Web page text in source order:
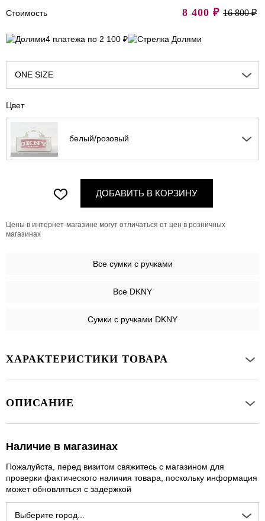
Стоимость
8 400 ₽ 16 800 ₽
4 платежа по 2 100 ₽
ONE SIZE
Цвет
белый/розовый
ДОБАВИТЬ В КОРЗИНУ
Цены в интернет-магазине могут отличаться от цен в розничных
магазинах
Все сумки с ручками
Все DKNY
Сумки с ручками DKNY
ХАРАКТЕРИСТИКИ ТОВАРА
ОПИСАНИЕ
Наличие в магазинах
Пожалуйста, перед визитом свяжитесь с магазином для
проверки фактического наличия товара, поскольку информация
может обновляться с задержкой
Выберите город...